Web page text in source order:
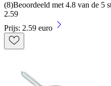
(8)Beoordeeld met 4.8 van de 5
2.59
Prijs: 2.59 euro